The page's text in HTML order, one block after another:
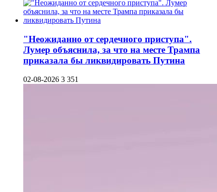
"Неожиданно от сердечного приступа".
Лумер объяснила, за что на месте Трампа
приказала бы ликвидировать Путина
02-08-2026 3 351